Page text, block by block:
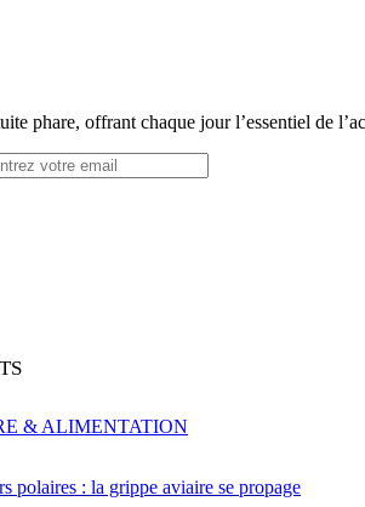
phare, offrant chaque jour l’essentiel de
polaires : la grippe aviaire se propage
& ALIMENTATION